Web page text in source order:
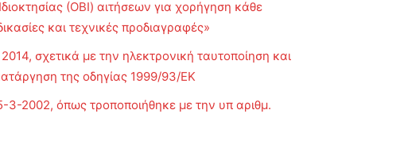
(ΟΒΙ) αιτήσεων για χορήγηση κάθε
και τεχνικές προδιαγραφές»
σχετικά με την ηλεκτρονική ταυτοποίηση και
της οδηγίας 1999/93/ΕΚ
2002, όπως τροποποιήθηκε με την υπ αριθμ.